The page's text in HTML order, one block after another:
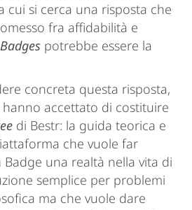
cui si cerca una risposta che
fra affidabilità e
potrebbe essere la
concreta questa risposta,
accettato di costituire
di Bestr: la guida teorica e
che vuole far
una realtà nella vita di
semplice per problemi
ma che vuole dare